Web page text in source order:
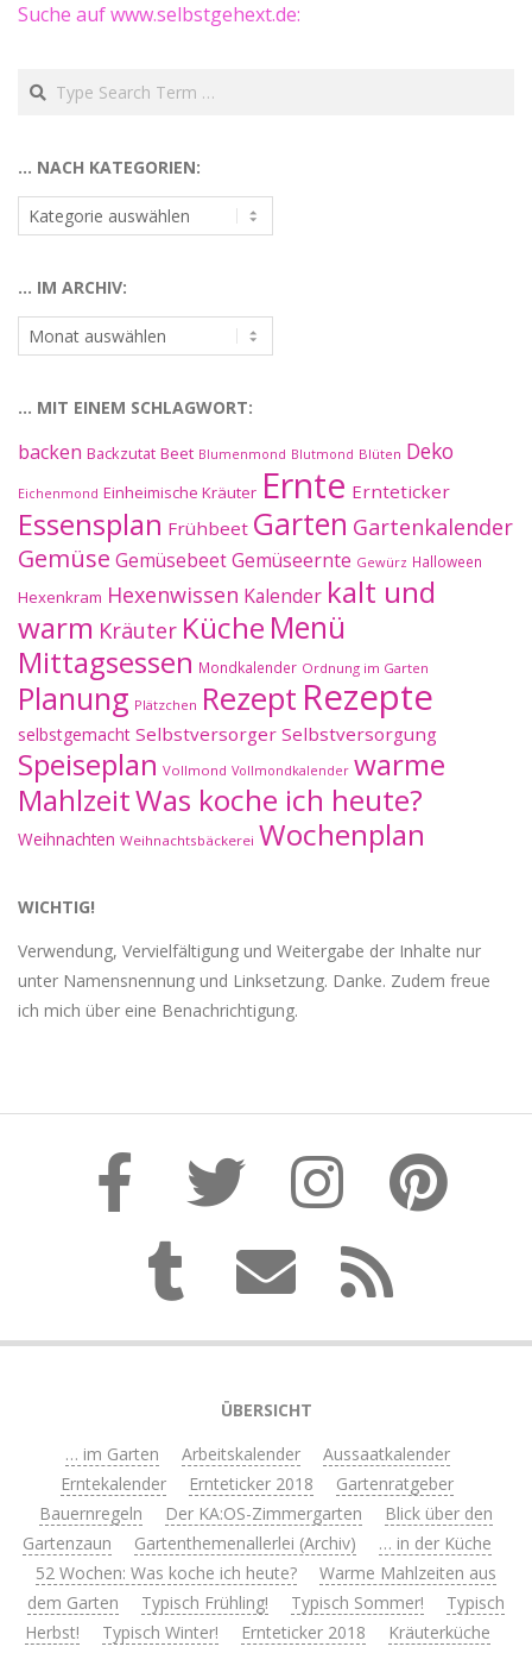
Suche auf www.selbstgehext.de:
Search
… NACH KATEGORIEN:
…
nach
… IM ARCHIV:
…
im
… MIT EINEM SCHLAGWORT:
backen Backzutat Beet Blumenmond Blutmond Blüten Deko
Eichenmond Einheimische Kräuter Ernte Ernteticker
Essensplan Frühbeet Garten Gartenkalender
Gemüse GemüsebeetGemüseernte Gewürz Halloween
Hexenkram Hexenwissen Kalender kalt und
warm Kräuter Küche Menü
Mittagsessen Mondkalender Ordnung im Garten
Planung Plätzchen Rezept Rezepte
selbstgemacht Selbstversorger Selbstversorgung
Speiseplan Vollmond Vollmondkalender warme
MahlzeitWas koche ich heute?
Weihnachten Weihnachtsbäckerei Wochenplan
WICHTIG!
Verwendung, Vervielfältigung und Weitergabe der Inhalte nur
unter Namensnennung und Linksetzung. Danke. Zudem freue
ich mich über eine Benachrichtigung.
ÜBERSICHT
… im Garten
Arbeitskalender
Aussaatkalender
Erntekalender
Ernteticker 2018
Gartenratgeber
Bauernregeln
Der KA:OS-Zimmergarten
Blick über den
Gartenzaun
Gartenthemenallerlei (Archiv)
… in der Küche
52 Wochen: Was koche ich heute?
Warme Mahlzeiten aus
dem Garten
Typisch Frühling! Typisch Sommer!
Typisch
Herbst!
Typisch Winter! Ernteticker 2018
Kräuterküche